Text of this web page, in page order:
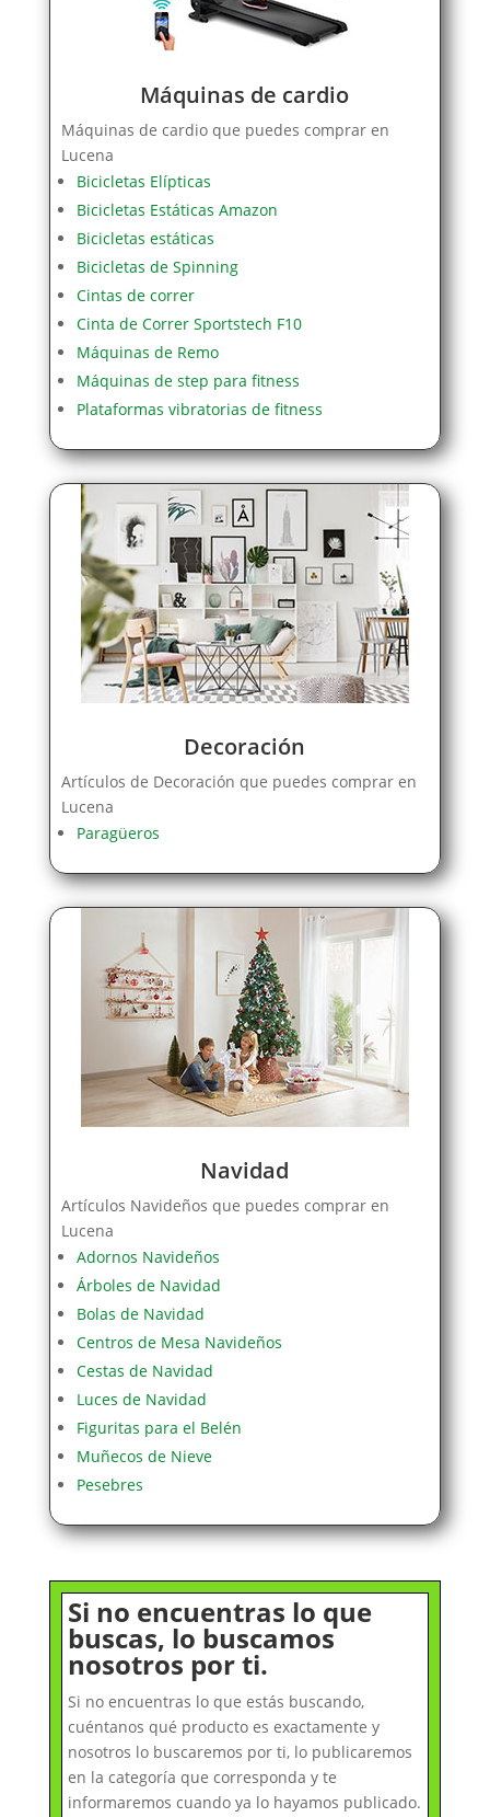
Máquinas de cardio
Máquinas de cardio que puedes comprar en
Lucena
Bicicletas Elípticas
Bicicletas Estáticas Amazon
Bicicletas estáticas
Bicicletas de Spinning
Cintas de correr
Cinta de Correr Sportstech F10
Máquinas de Remo
Máquinas de step para fitness
Plataformas vibratorias de fitness
Decoración
Artículos de Decoración que puedes comprar en
Lucena
Paragüeros
Navidad
Artículos Navideños que puedes comprar en
Lucena
Adornos Navideños
Árboles de Navidad
Bolas de Navidad
Centros de Mesa Navideños
Cestas de Navidad
Luces de Navidad
Figuritas para el Belén
Muñecos de Nieve
Pesebres
Si no encuentras lo que
buscas, lo buscamos
nosotros por ti.
Si no encuentras lo que estás buscando,
cuéntanos qué producto es exactamente y
nosotros lo buscaremos por ti, lo publicaremos
en la categoría que corresponda y te
informaremos cuando ya lo hayamos publicado.